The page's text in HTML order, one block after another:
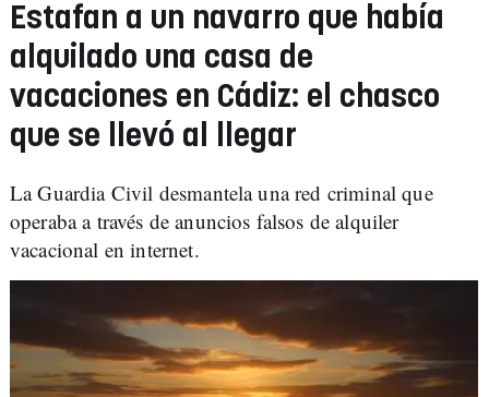
Estafan a un navarro que había
alquilado una casa de
vacaciones en Cádiz: el chasco
que se llevó al llegar
La Guardia Civil desmantela una red criminal que
operaba a través de anuncios falsos de alquiler
vacacional en internet.